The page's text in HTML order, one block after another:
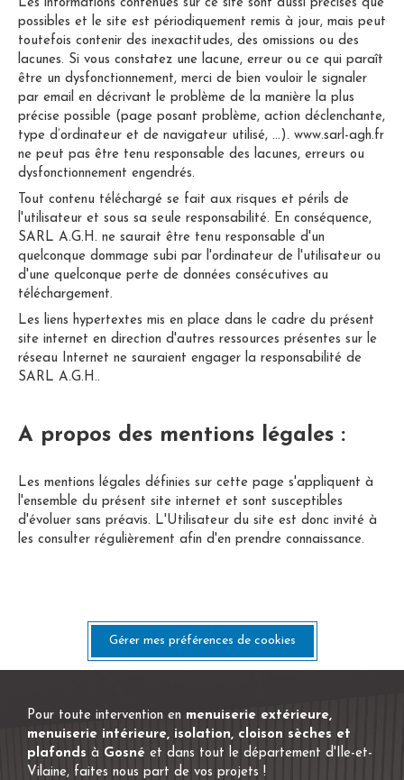
Les informations contenues sur ce site sont aussi précises que
possibles et le site est périodiquement remis à jour, mais peut
toutefois contenir des inexactitudes, des omissions ou des
lacunes. Si vous constatez une lacune, erreur ou ce qui paraît
être un dysfonctionnement, merci de bien vouloir le signaler
par email en décrivant le problème de la manière la plus
précise possible (page posant problème, action déclenchante,
type d’ordinateur et de navigateur utilisé, …). www.sarl-agh.fr
ne peut pas être tenu responsable des lacunes, erreurs ou
dysfonctionnement engendrés.
Tout contenu téléchargé se fait aux risques et périls de
l'utilisateur et sous sa seule responsabilité. En conséquence,
SARL A.G.H. ne saurait être tenu responsable d'un
quelconque dommage subi par l'ordinateur de l'utilisateur ou
d'une quelconque perte de données consécutives au
téléchargement.
Les liens hypertextes mis en place dans le cadre du présent
site internet en direction d'autres ressources présentes sur le
réseau Internet ne sauraient engager la responsabilité de
SARL A.G.H..
A propos des mentions légales :
Les mentions légales définies sur cette page s'appliquent à
l'ensemble du présent site internet et sont susceptibles
d'évoluer sans préavis. L'Utilisateur du site est donc invité à
les consulter régulièrement afin d'en prendre connaissance.
Gérer mes préférences de cookies
Pour toute intervention en menuiserie extérieure,
menuiserie intérieure, isolation, cloison sèches et
plafonds à Gosné et dans tout le département d'Ile-et-
Vilaine, faites nous part de vos projets !